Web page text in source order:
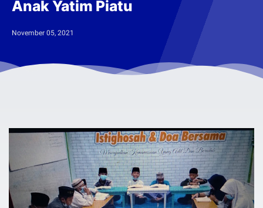
Anak Yatim Piatu
November 05, 2021